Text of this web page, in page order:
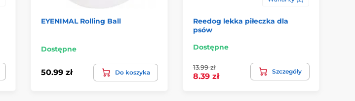
EYENIMAL Rolling Ball
Dostępne
50.99 zł Do koszyka
Reedog lekka piłeczka dla
psów
Dostępne
13.99 zł
8.39 zł
Szczegóły